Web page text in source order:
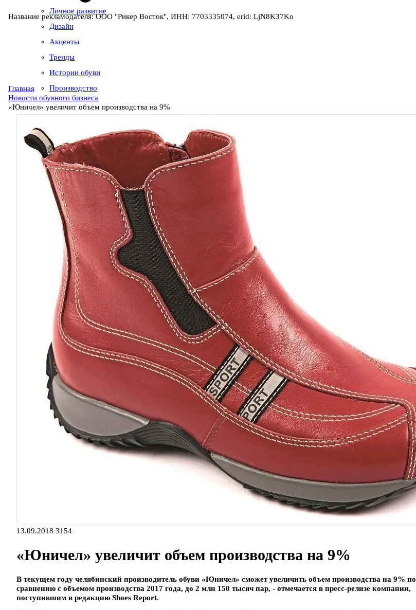
Личное развитие
Дизайн
Акценты
Тренды
Истории обуви
Производство
Название рекламодателя: ООО "Рикер Восток", ИНН: 7703335074, erid: LjN8K37Ko
Главная
Новости обувного бизнеса
«Юничел» увеличит объем производства на 9%
13.09.2018 3154
«Юничел» увеличит объем производства на 9%
В текущем году челябинский производитель обуви «Юничел» сможет увеличить объем производства на 9% по
сравнению с объемом производства 2017 года, до 2 млн 150 тысяч пар, - отмечается в пресс-релизе компании,
поступившим в редакцию Shoes Report.